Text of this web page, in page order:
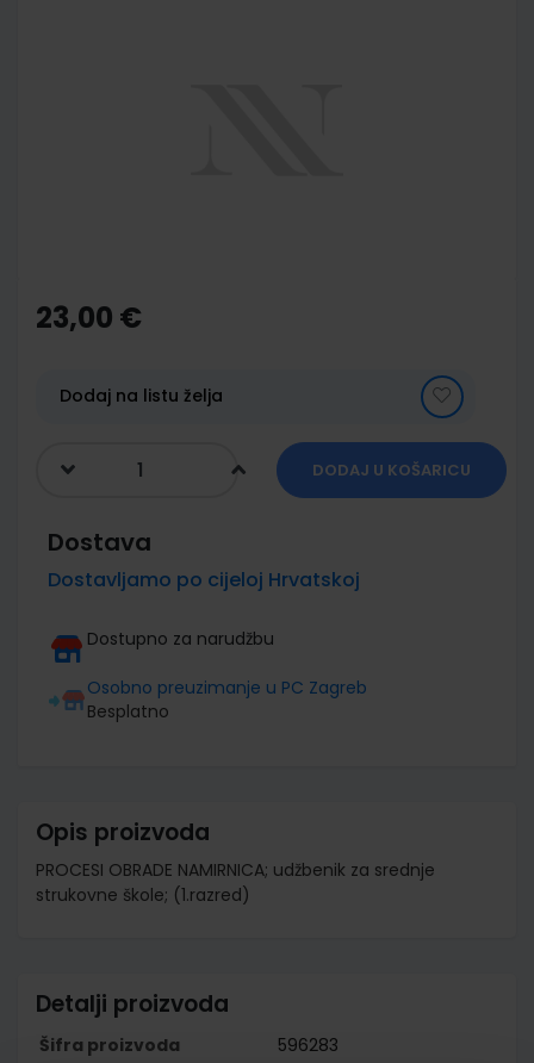
the
beginning
gallery
23,00 €
Dodaj na listu želja
DODAJ U KOŠARICU
Dostava
Dostavljamo po cijeloj Hrvatskoj
Dostupno za narudžbu
Osobno preuzimanje u PC Zagreb
Besplatno
Opis proizvoda
PROCESI OBRADE NAMIRNICA; udžbenik za srednje
strukovne škole; (1.razred)
Detalji proizvoda
Šifra proizvoda
596283